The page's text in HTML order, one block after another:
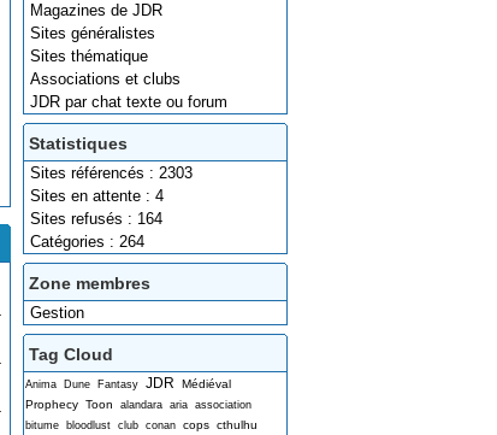
Magazines de JDR
Sites généralistes
Sites thématique
Associations et clubs
JDR par chat texte ou forum
Statistiques
Sites référencés : 2303
Sites en attente : 4
Sites refusés : 164
Catégories : 264
Zone membres
Gestion
Tag Cloud
Anima Dune Fantasy JDR
Médiéval
Prophecy Toon alandara aria association
bitume
bloodlust club conan cops cthulhu